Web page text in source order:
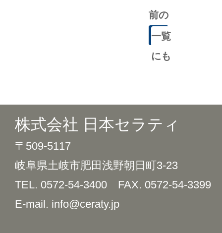
前の
記事
一覧
にも
株式会社 日本セラティ
〒509-5117
岐阜県土岐市肥田浅野朝日町3-23
TEL. 0572-54-3400 FAX. 0572-54-3399
E-mail. info@ceraty.jp